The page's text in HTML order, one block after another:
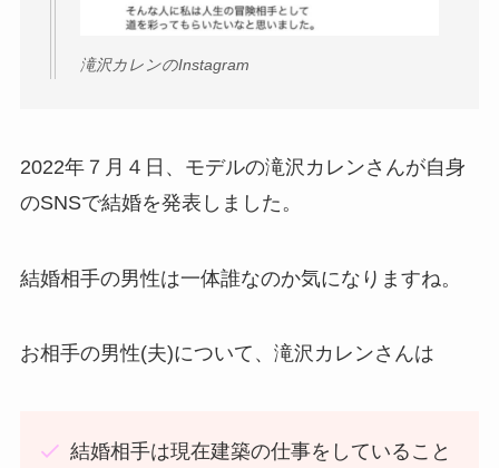
滝沢カレンのInstagram
2022年７月４日、モデルの滝沢カレンさんが自身
のSNSで結婚を発表しました。
結婚相手の男性は一体誰なのか気になりますね。
お相手の男性(夫)について、滝沢カレンさんは
結婚相手は現在建築の仕事をしていること